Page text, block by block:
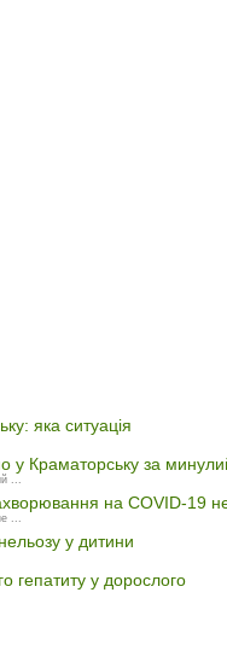
яка ситуація
у Краматорську за
...
на COVID-19
...
у дитини
гепатиту у дорослого